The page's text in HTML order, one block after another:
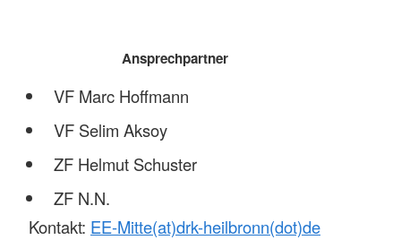
Ansprechpartner
VF Marc Hoffmann
VF Selim Aksoy
ZF Helmut Schuster
ZF N.N.
Kontakt: EE-Mitte(at)drk-heilbronn(dot)de